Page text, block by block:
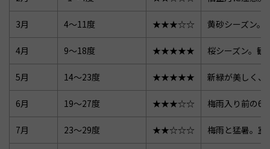
3月 4〜11度 ★★★☆☆ 黄砂シーズン。
4月 9〜18度 ★★★★★ 桜シーズン。観
5月 14〜23度 ★★★★★ 新緑が美しく、
6月 19〜27度 ★★★☆☆ 梅雨入り前の6
7月 23〜29度 ★★☆☆☆ 梅雨と猛暑。室